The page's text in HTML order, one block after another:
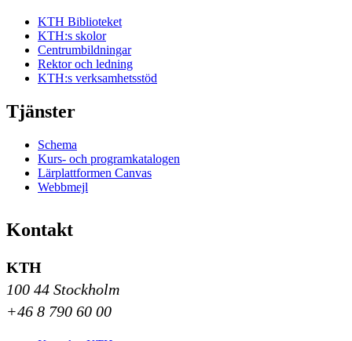
KTH Biblioteket
KTH:s skolor
Centrumbildningar
Rektor och ledning
KTH:s verksamhetsstöd
Tjänster
Schema
Kurs- och programkatalogen
Lärplattformen Canvas
Webbmejl
Kontakt
KTH
100 44 Stockholm
+46 8 790 60 00